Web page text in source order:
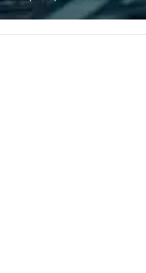
at each
and easily
is led by a
with
most
corporate,